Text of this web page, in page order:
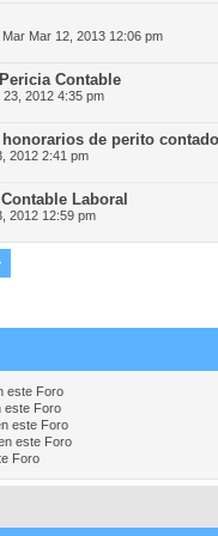
Mar Mar 12, 2013 12:06 pm
Contable
23, 2012 4:35 pm
de perito
2012 2:41 pm
Laboral
2012 12:59 pm
este Foro
este Foro
este Foro
este Foro
Foro